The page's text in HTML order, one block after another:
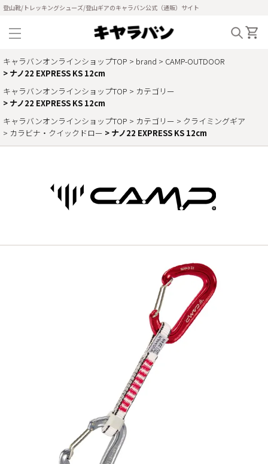
登山靴/トレッキングシューズ/登山ギアのキャラバン公式（通販）サイト
キャラバンオンラインショップTOP brand
CAMP-OUTDOOR
ナノ22 EXPRESS KS 12cm
キャラバンオンラインショップTOP
カテゴリー
ナノ22 EXPRESS KS 12cm
キャラバンオンラインショップTOP
カテゴリー
クライミングギア
カラビナ・クイックドロー
ナノ22 EXPRESS KS 12cm